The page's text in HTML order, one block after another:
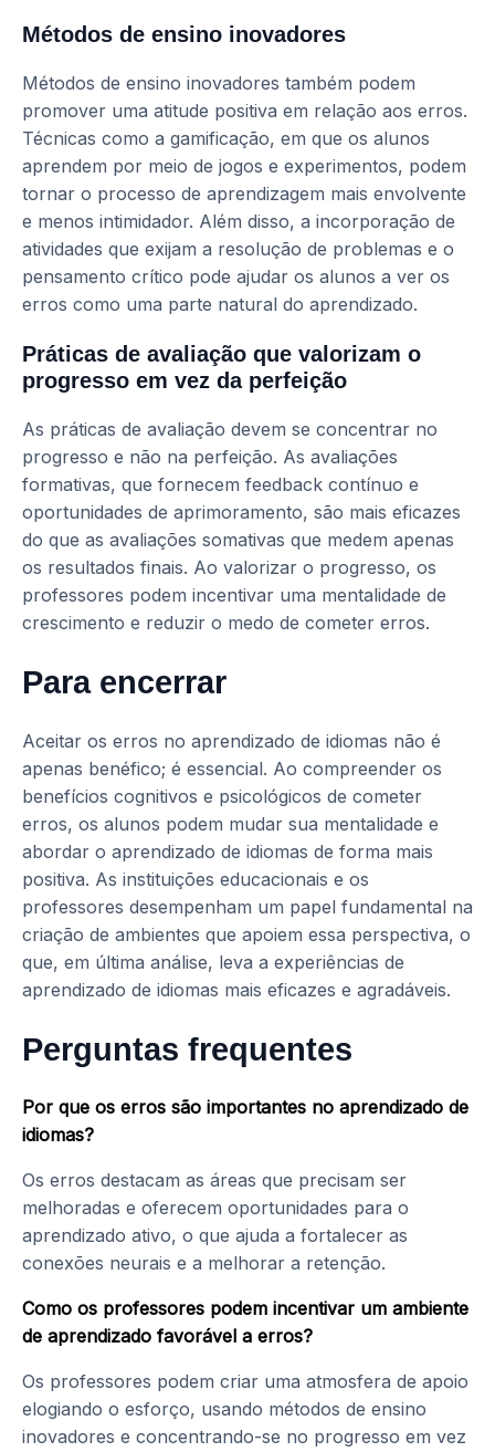
Métodos de ensino inovadores
Métodos de ensino inovadores também podem
promover uma atitude positiva em relação aos erros.
Técnicas como a gamificação, em que os alunos
aprendem por meio de jogos e experimentos, podem
tornar o processo de aprendizagem mais envolvente
e menos intimidador. Além disso, a incorporação de
atividades que exijam a resolução de problemas e o
pensamento crítico pode ajudar os alunos a ver os
erros como uma parte natural do aprendizado.
Práticas de avaliação que valorizam o
progresso em vez da perfeição
As práticas de avaliação devem se concentrar no
progresso e não na perfeição. As avaliações
formativas, que fornecem feedback contínuo e
oportunidades de aprimoramento, são mais eficazes
do que as avaliações somativas que medem apenas
os resultados finais. Ao valorizar o progresso, os
professores podem incentivar uma mentalidade de
crescimento e reduzir o medo de cometer erros.
Para encerrar
Aceitar os erros no aprendizado de idiomas não é
apenas benéfico; é essencial. Ao compreender os
benefícios cognitivos e psicológicos de cometer
erros, os alunos podem mudar sua mentalidade e
abordar o aprendizado de idiomas de forma mais
positiva. As instituições educacionais e os
professores desempenham um papel fundamental na
criação de ambientes que apoiem essa perspectiva, o
que, em última análise, leva a experiências de
aprendizado de idiomas mais eficazes e agradáveis.
Perguntas frequentes
Por que os erros são importantes no aprendizado de
idiomas?
Os erros destacam as áreas que precisam ser
melhoradas e oferecem oportunidades para o
aprendizado ativo, o que ajuda a fortalecer as
conexões neurais e a melhorar a retenção.
Como os professores podem incentivar um ambiente
de aprendizado favorável a erros?
Os professores podem criar uma atmosfera de apoio
elogiando o esforço, usando métodos de ensino
inovadores e concentrando-se no progresso em vez